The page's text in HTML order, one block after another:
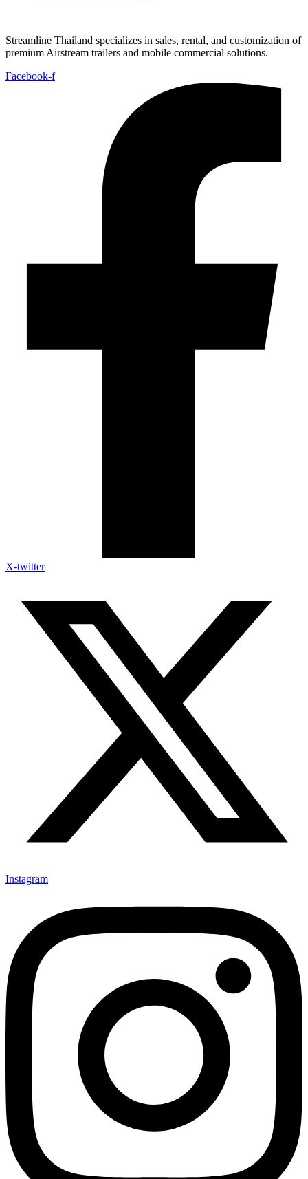
Streamline Thailand specializes in sales, rental, and customization of
premium Airstream trailers and mobile commercial solutions.
Facebook-f
X-twitter
Instagram